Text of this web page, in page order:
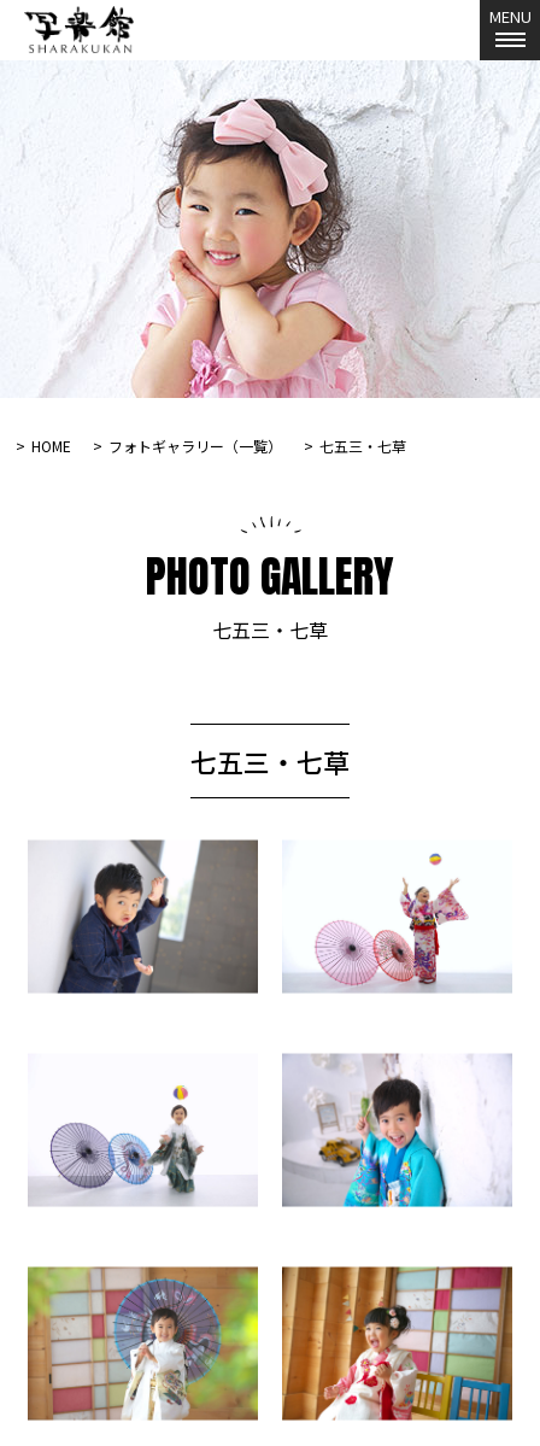
MENU
HOME フォトギャラリー（一覧） 七五三・七草
PHOTO GALLERY
七五三・七草
七五三・七草